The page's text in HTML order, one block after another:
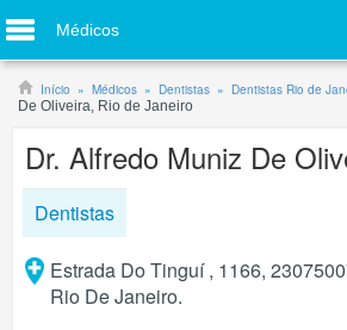
Médicos
Início Médicos Dentistas Dentistas Rio de
De Oliveira, Rio de Janeiro
Dr. Alfredo Muniz De
Dentistas
Estrada Do Tinguí , 1166,
Rio De Janeiro.